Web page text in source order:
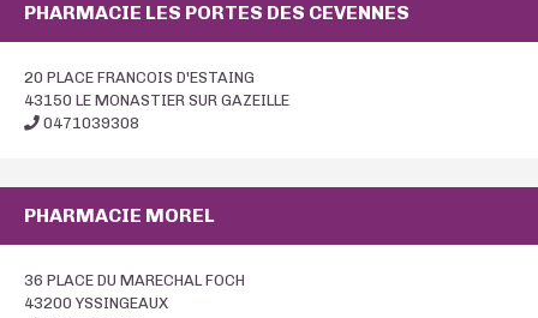
PHARMACIE LES PORTES DES CEVENNES
20 PLACE FRANCOIS D'ESTAING
43150 LE MONASTIER SUR GAZEILLE
0471039308
PHARMACIE MOREL
36 PLACE DU MARECHAL FOCH
43200 YSSINGEAUX